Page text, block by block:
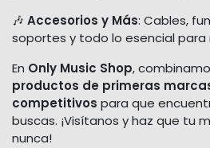
🎶 Accesorios y Más: Cables,
soportes y todo lo esencial para
En Only Music Shop,
productos de primeras
competitivos para que
buscas. ¡Visítanos y haz que tu
nunca!